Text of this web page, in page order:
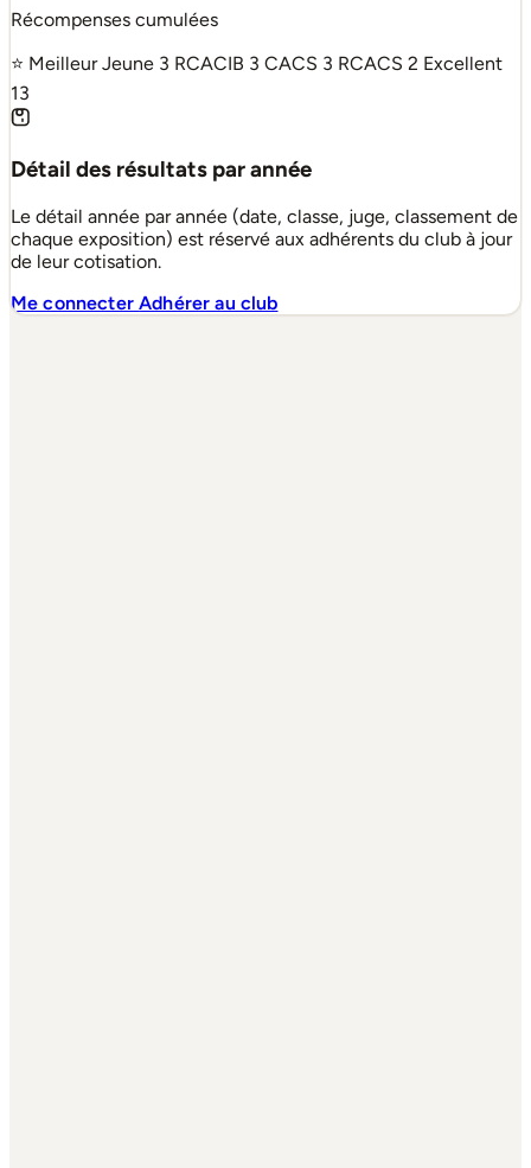
Récompenses cumulées
⭐ Meilleur Jeune 3 RCACIB 3 CACS 3 RCACS 2 Excellent
13
Détail des résultats par année
Le détail année par année (date, classe, juge, classement de
chaque exposition) est réservé aux adhérents du club à jour
de leur cotisation.
Me connecterAdhérer au club